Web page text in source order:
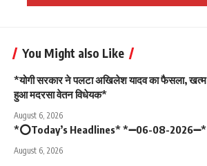
You Might also Like
*योगी सरकार ने पलटा अखिलेश यादव का फैसला, खत्म
हुआ मदरसा वेतन विधेयक*
August 6, 2026
*⭕Today’s Headlines* *➖06-08-2026➖*
August 6, 2026